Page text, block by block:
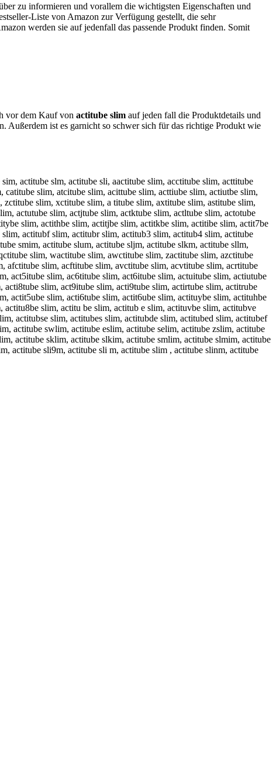
zu informieren und vorallem die wichtigsten Eigenschaften und
Liste von Amazon zur Verfügung gestellt, die sehr
werden sie auf jedenfall das passende Produkt finden. Somit
vor dem Kauf von actitube slim auf jeden fall die Produktdetails und
Außerdem ist es garnicht so schwer sich für das richtige Produkt wie
actitube slm, actitube sli, aactitube slim, acctitube slim, acttitube
slim, atcitube slim, acittube slim, acttiube slim, actiutbe slim,
slim, xctitube slim, a titube slim, axtitube slim, astitube slim,
actutube slim, actjtube slim, actktube slim, actltube slim, actotube
slim, actithbe slim, actitjbe slim, actitkbe slim, actitibe slim, actit7be
actitubf slim, actitubr slim, actitub3 slim, actitub4 slim, actitube
smim, actitube slum, actitube sljm, actitube slkm, actitube sllm,
slim, wactitube slim, awctitube slim, zactitube slim, azctitube
afctitube slim, acftitube slim, avctitube slim, acvtitube slim, acrtitube
act5itube slim, ac6titube slim, act6itube slim, actuitube slim, actiutube
slim, act9itube slim, acti9tube slim, actirtube slim, actitrube
actit5ube slim, acti6tube slim, actit6ube slim, actituybe slim, actituhbe
slim, actitu be slim, actitub e slim, actituvbe slim, actitubve
actitubse slim, actitubes slim, actitubde slim, actitubed slim, actitubef
actitube swlim, actitube eslim, actitube selim, actitube zslim, actitube
actitube sklim, actitube slkim, actitube smlim, actitube slmim, actitube
actitube sli9m, actitube sli m, actitube slim , actitube slinm, actitube